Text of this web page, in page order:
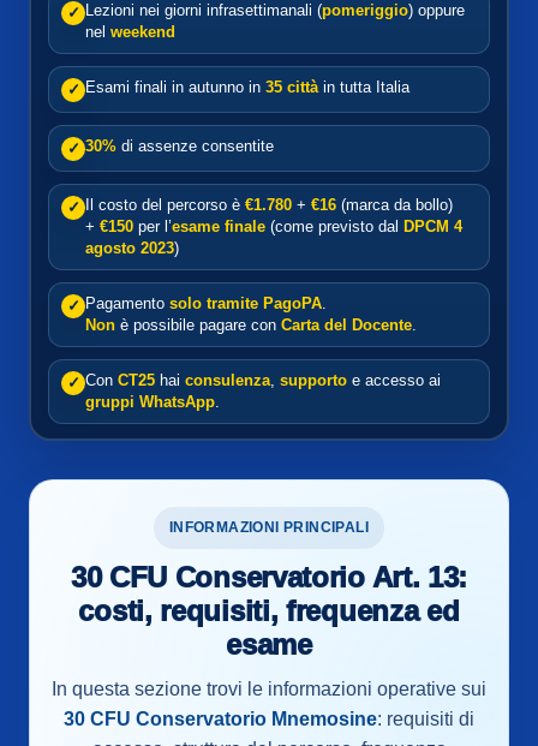
✓ Lezioni nei giorni infrasettimanali (pomeriggio) oppure
nel weekend
✓ Esami finali in autunno in 35 cittàin tutta Italia
✓ 30% di assenze consentite
✓ Il costo del percorso è €1.780 + €16 (marca da bollo)
+ €150 per l’esame finale (come previsto dal DPCM 4
agosto 2023)
✓ Pagamento solo tramite PagoPA.
Non è possibile pagare con Carta del Docente.
✓ Con CT25 hai consulenza, supporto e accesso ai
gruppi WhatsApp.
INFORMAZIONI PRINCIPALI
30 CFU Conservatorio Art. 13:
costi, requisiti, frequenza ed
esame
In questa sezione trovi le informazioni operative sui
30 CFU Conservatorio Mnemosine: requisiti di